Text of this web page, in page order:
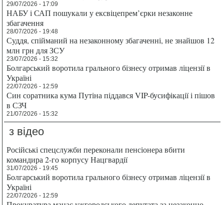
29/07/2026 - 17:09
НАБУ і САП пошукали у ексвіцепрем’єрки незаконне
збагачення
28/07/2026 - 19:48
Суддя, спійманий на незаконному збагаченні, не знайшов 12
млн грн для ЗСУ
23/07/2026 - 15:32
Болгарський воротила грального бізнесу отримав ліцензії в
Україні
22/07/2026 - 12:59
Син соратника кума Путіна піддався VIP-бусифікації і пішов
в СЗЧ
21/07/2026 - 15:32
з відео
Російські спецслужби переконали пенсіонера вбити
командира 2-го корпусу Нацгвардії
31/07/2026 - 19:45
Болгарський воротила грального бізнесу отримав ліцензії в
Україні
22/07/2026 - 12:59